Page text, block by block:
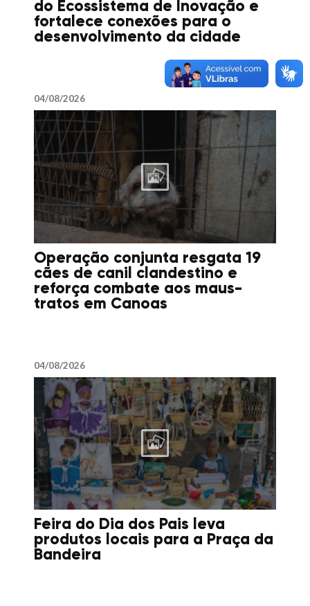
do Ecossistema de Inovação e
fortalece conexões para o
desenvolvimento da cidade
04/08/2026
Operação conjunta resgata 19
cães de canil clandestino e
reforça combate aos maus-
tratos em Canoas
04/08/2026
Feira do Dia dos Pais leva
produtos locais para a Praça da
Bandeira